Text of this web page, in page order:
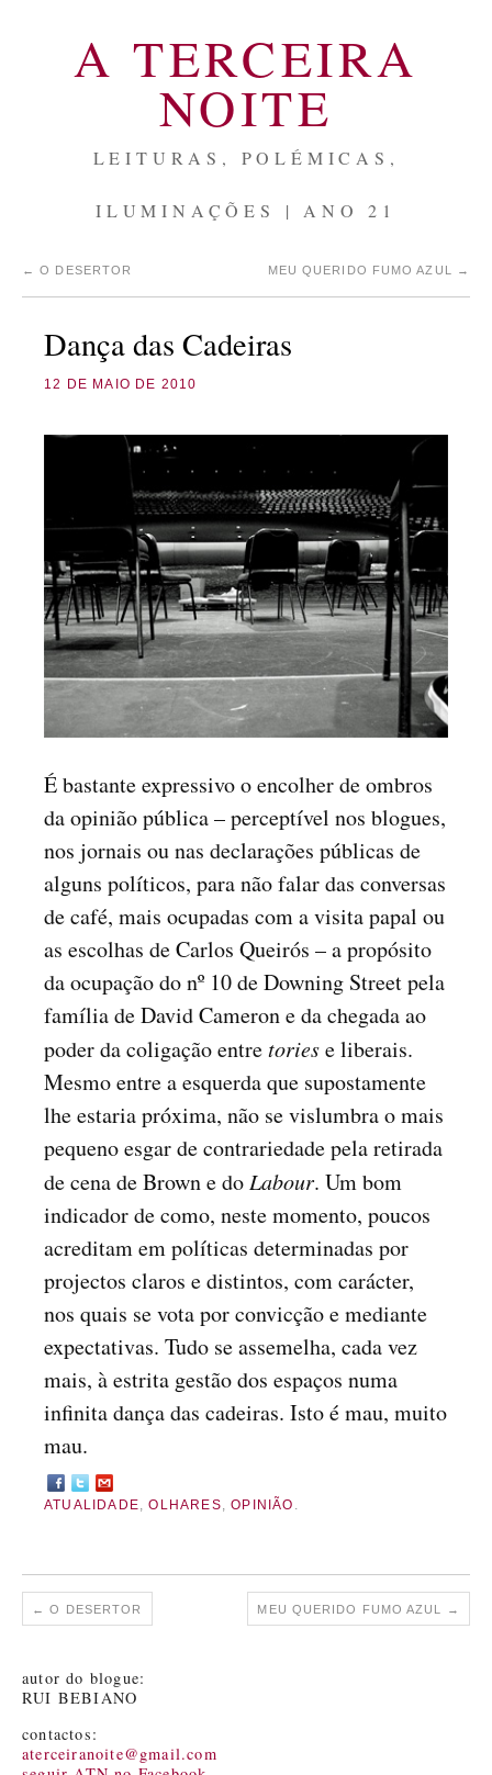
A TERCEIRA
NOITE
LEITURAS, POLÉMICAS,
ILUMINAÇÕES | ANO 21
← O DESERTOR MEU QUERIDO FUMO AZUL →
Dança das Cadeiras
12 DE MAIO DE 2010
É bastante expressivo o encolher de ombros
da opinião pública – perceptível nos blogues,
nos jornais ou nas declarações públicas de
alguns políticos, para não falar das conversas
de café, mais ocupadas com a visita papal ou
as escolhas de Carlos Queirós – a propósito
da ocupação do nº 10 de Downing Street pela
família de David Cameron e da chegada ao
poder da coligação entretoriese liberais.
Mesmo entre a esquerda que supostamente
lhe estaria próxima, não se vislumbra o mais
pequeno esgar de contrariedade pela retirada
de cena de Brown e do Labour. Um bom
indicador de como, neste momento, poucos
acreditam em políticas determinadas por
projectos claros e distintos, com carácter,
nos quais se vota por convicção e mediante
expectativas. Tudo se assemelha, cada vez
mais, à estrita gestão dos espaços numa
infinita dança das cadeiras. Isto é mau, muito
mau.
ATUALIDADE,OLHARES,OPINIÃO .
← O DESERTOR MEU QUERIDO FUMO AZUL →
autor do blogue:
RUI BEBIANO
contactos:
aterceiranoite@gmail.com